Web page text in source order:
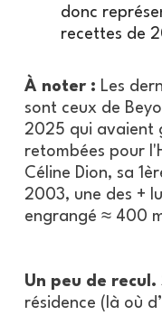
donc
recettes de
À noter : Les
sont ceux de
2025 qui avaient
retombées pour
Céline Dion, sa
2003, une des +
engrangé ≈ 400
Un peu de recul.
résidence (là où